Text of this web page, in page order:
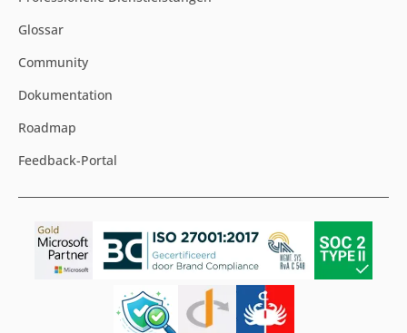
Glossar
Community
Dokumentation
Roadmap
Feedback-Portal